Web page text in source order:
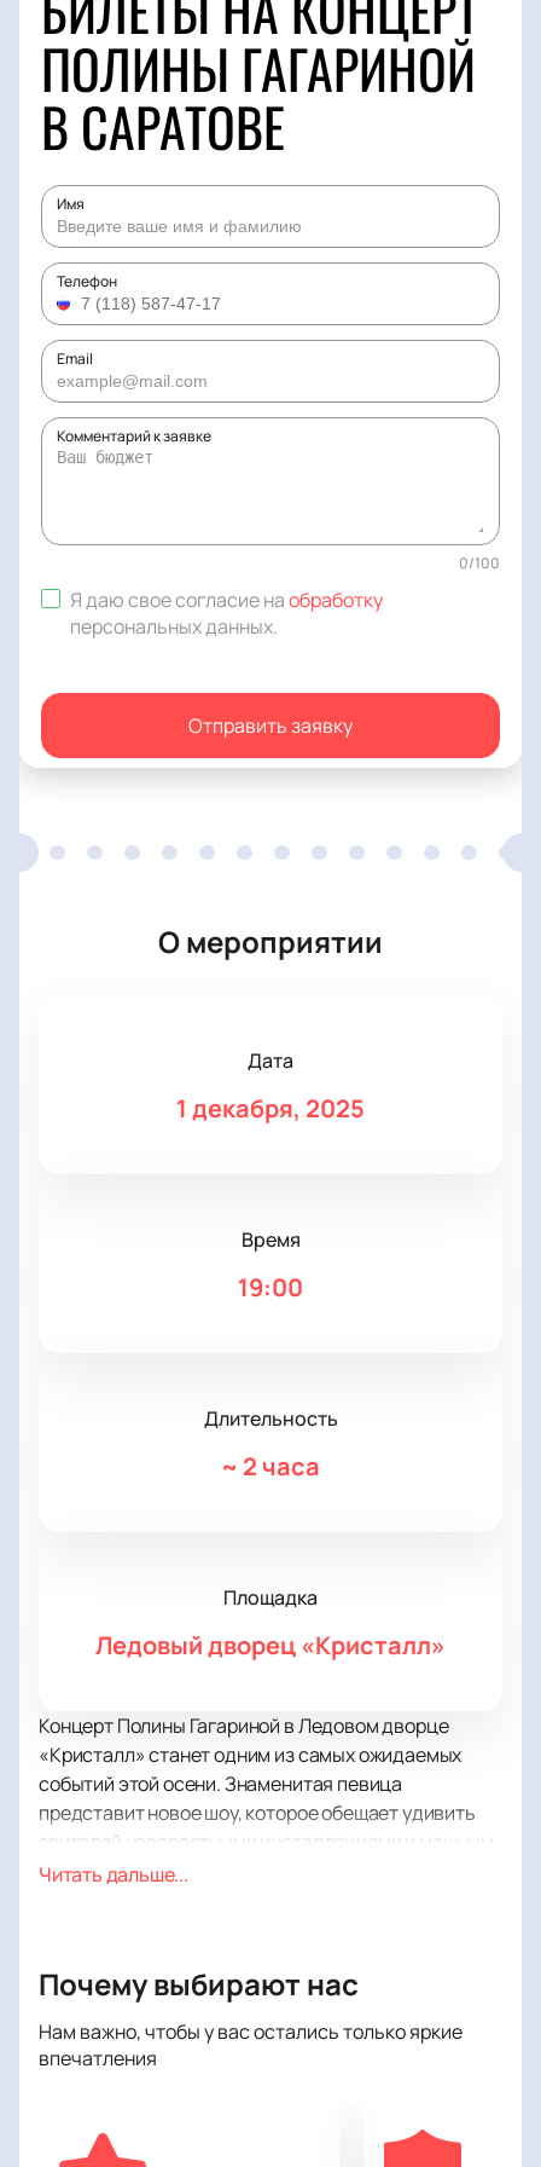
ПОЛИНЫ ГАГАРИНОЙ
В САРАТОВЕ
Имя
Телефон
Email
Комментарий к заявке
0/100
Я даю свое согласие наобработку
персональных данных.
Отправить заявку
О мероприятии
Дата
1 декабря, 2025
Время
19:00
Длительность
~ 2 часа
Площадка
Ледовый дворец «Кристалл»
Концерт Полины Гагариной в Ледовом дворце
«Кристалл» станет одним из самых ожидаемых
событий этой осени. Знаменитая певица
представит новое шоу, которое обещает удивить
зрителей невероятными инсталляциями и мощным
живым звуком. Полина Гагарина, известная своим
Ледовый дворец «Кристалл» — это современная
которая идеально подходит для проведения
масштабных концертов и шоу. Оснащенный
оборудования, дворец предоставляет зрителям
возможность насладиться выступлением в полной
Читать дальше...
Почему выбирают нас
Нам важно, чтобы у вас остались только яркие
впечатления